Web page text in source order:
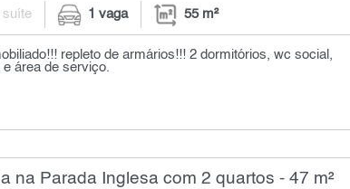
suíte 1 vaga 55 m²
repleto de armários!!! 2 dormitórios, wc social,
área de serviço.
na Parada Inglesa com 2 quartos - 47 m²